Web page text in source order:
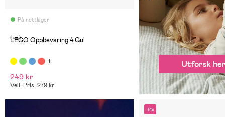
På nettlager
(44)
LEGO Oppbevaring 4 Gul
249 kr
Veil. Pris: 279 kr
-6%